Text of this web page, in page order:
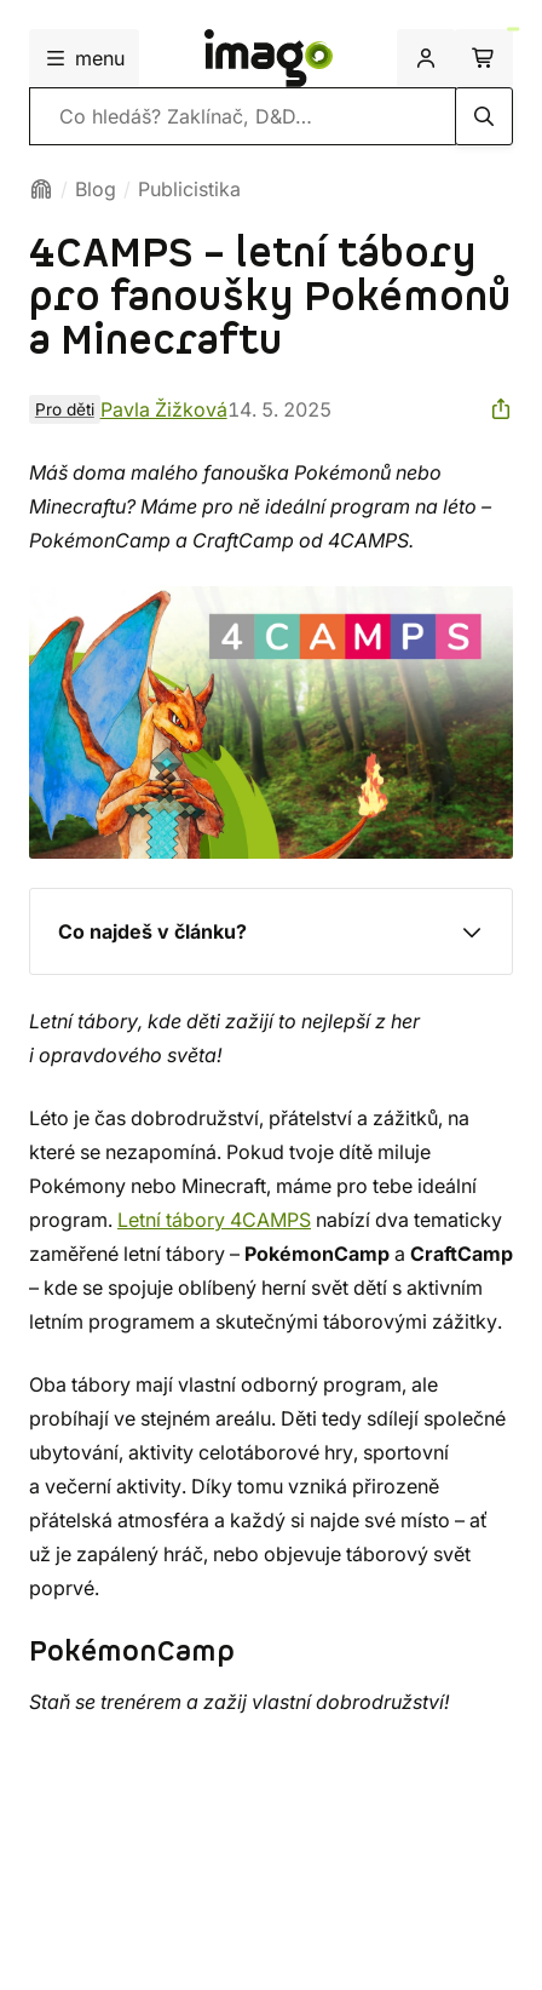
menu
Vyhledávání
Blog Publicistika
4CAMPS – letní tábory
pro fanoušky Pokémonů
a Minecraftu
Pro děti Pavla Žižková14. 5. 2025
Máš doma malého fanouška Pokémonů nebo
Minecraftu? Máme pro ně ideální program na léto –
PokémonCamp a CraftCamp od 4CAMPS.
Co najdeš v článku?
Letní tábory, kde děti zažijí to nejlepší z her
i opravdového světa!
Léto je čas dobrodružství, přátelství a zážitků, na
které se nezapomíná. Pokud tvoje dítě miluje
Pokémony nebo Minecraft, máme pro tebe ideální
program. Letní tábory 4CAMPS nabízí dva tematicky
zaměřené letní tábory – PokémonCamp a CraftCamp
– kde se spojuje oblíbený herní svět dětí s aktivním
letním programem a skutečnými táborovými zážitky.
Oba tábory mají vlastní odborný program, ale
probíhají ve stejném areálu. Děti tedy sdílejí společné
ubytování, aktivity celotáborové hry, sportovní
a večerní aktivity. Díky tomu vzniká přirozeně
přátelská atmosféra a každý si najde své místo – ať
už je zapálený hráč, nebo objevuje táborový svět
poprvé.
PokémonCamp
Staň se trenérem a zažij vlastní dobrodružství!